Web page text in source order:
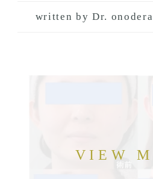
written by Dr. onodera